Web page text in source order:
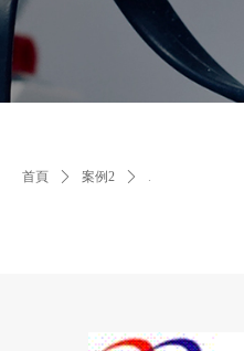
首頁 ꄲ 案例2 ꄲ .